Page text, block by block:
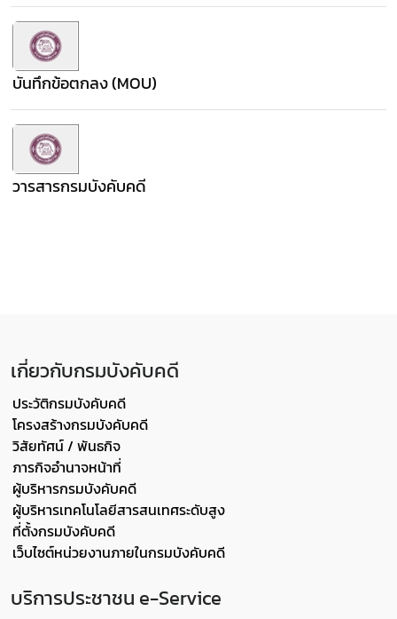
บันทึกข้อตกลง (MOU)
วารสารกรมบังคับคดี
เกี่ยวกับกรมบังคับคดี
ประวัติกรมบังคับคดี
โครงสร้างกรมบังคับคดี
วิสัยทัศน์ / พันธกิจ
ภารกิจอำนาจหน้าที่
ผู้บริหารกรมบังคับคดี
ผู้บริหารเทคโนโลยีสารสนเทศระดับสูง
ที่ตั้งกรมบังคับคดี
เว็บไซต์หน่วยงานภายในกรมบังคับคดี
บริการประชาชน e-Service